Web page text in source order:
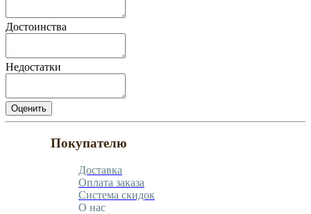
Достоинства
Недостатки
Покупателю
Доставка
Оплата заказа
Система скидок
О нас